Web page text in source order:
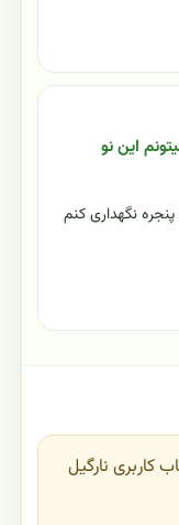
این نو
نگهداری کنم
کاربری نارگیل